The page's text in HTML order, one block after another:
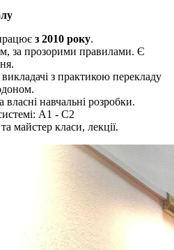
з 2010 року.
за прозорими правилами. Є
викладачі з практикою перекладу
навчальні розробки.
А1 - С2
майстер класи, лекції.